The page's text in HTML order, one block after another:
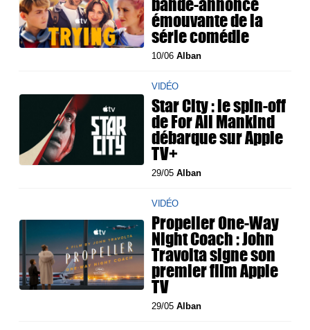
émouvante de la
série comédie
10/06Alban
VIDÉO
Star City : le spin-off
de For All Mankind
débarque sur Apple
TV+
29/05Alban
VIDÉO
Propeller One-Way
Night Coach : John
Travolta signe son
premier film Apple
TV
29/05Alban